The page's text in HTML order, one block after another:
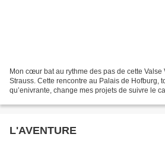
Mon cœur bat au rythme des pas de cette
Strauss. Cette rencontre au Palais de Hofburg,
qu’enivrante, change mes projets de suivre le
L'AVENTURE